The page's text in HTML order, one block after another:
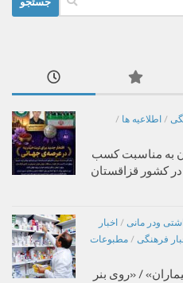
/ اطلاعیه ها /
به مناسبت کسب
کشور قزاقستان
ودر مانی / اخبار
فرهنگی / مطبوعات
/ «روی بنر